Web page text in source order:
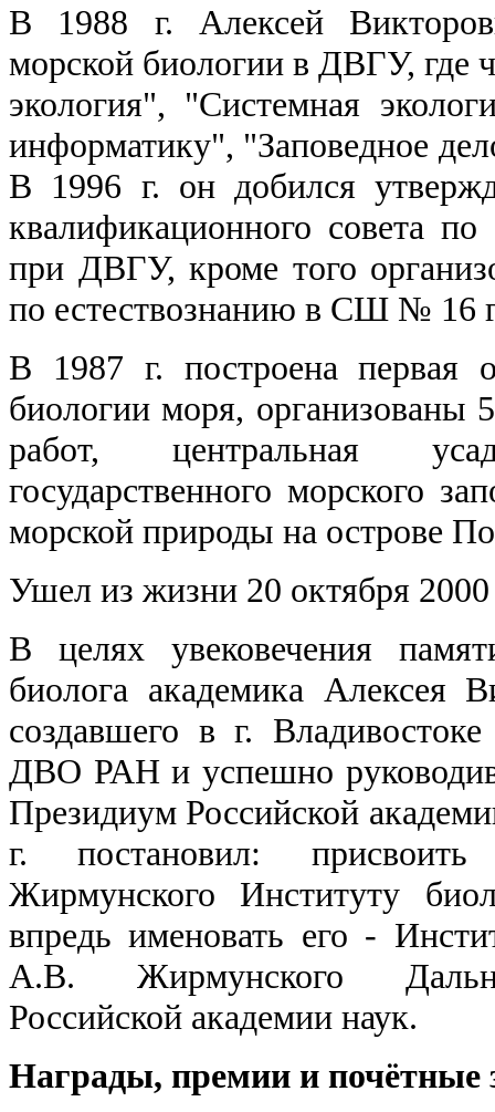
В 1988 г. Алексей
морской биологии в ДВГУ, где
экология", "Системная
информатику", "Заповедное
В 1996 г. он добился
квалификационного совета по
при ДВГУ, кроме того
по естествознанию в СШ № 16
В 1987 г. построена первая
биологии моря, организованы
работ, центральная
государственного морского
морской природы на острове
Ушел из жизни 20 октября 2000
В целях увековечения
биолога академика Алексея
создавшего в г.
ДВО РАН и успешно
Президиум Российской
г. постановил:
Жирмунского Институту
впредь именовать его -
А.В. Жирмунского
Российской академии наук.
Награды, премии и почётные